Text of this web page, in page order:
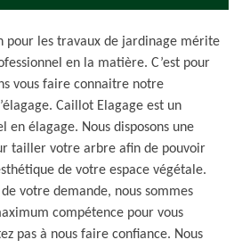
pour les travaux de jardinage mérite
en la matière. C’est pour
vous faire connaitre notre
Caillot Elagage est un
en élagage. Nous disposons une
tailler votre arbre afin de pouvoir
de votre espace végétale.
votre demande, nous sommes
compétence pour vous
pas à nous faire confiance. Nous